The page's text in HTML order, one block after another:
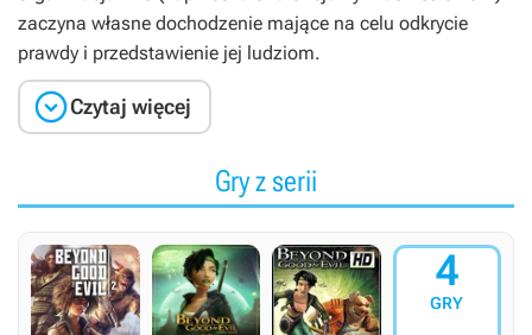
zaczyna własne dochodzenie mające na celu odkrycie
prawdy i przedstawienie jej ludziom.
Czytaj więcej
Gry z serii
4
GRY